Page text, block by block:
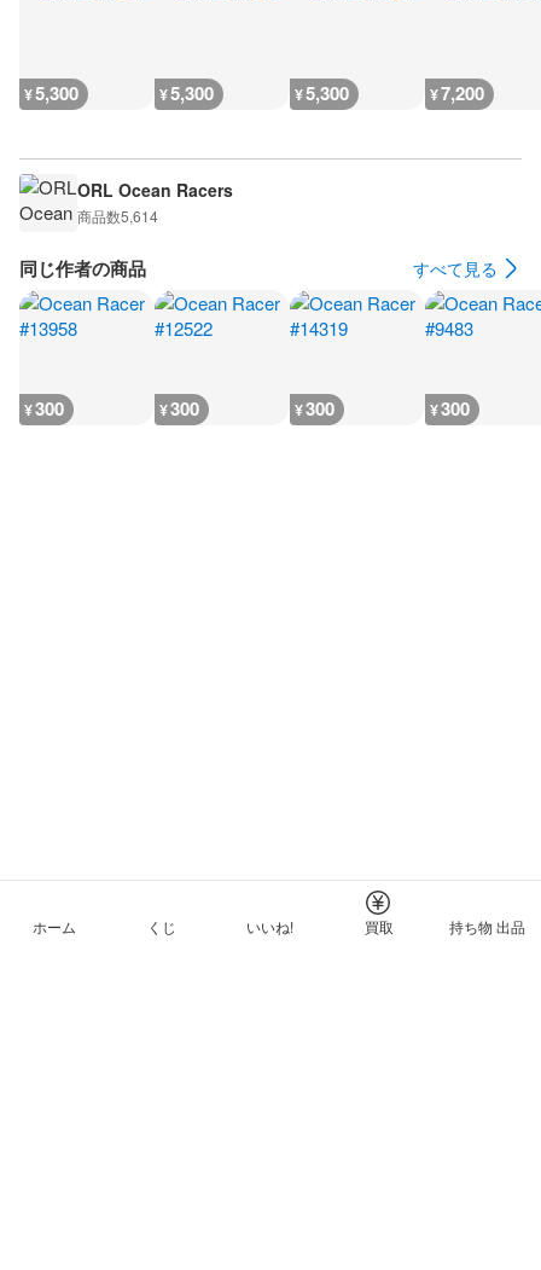
¥5,300 ¥5,300 ¥5,300 ¥7,200
ORL Ocean Racers
商品数5,614
同じ作者の商品 すべて見る
¥300 ¥300 ¥300 ¥300
ホーム くじ いいね! 買取 持ち物 出品